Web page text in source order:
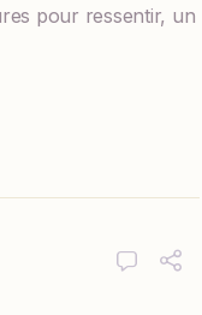
pour ressentir, un